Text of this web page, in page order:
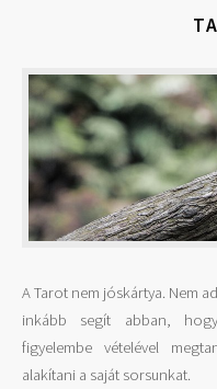
A Tarot nem jóskártya. Nem
inkább segít abban,
figyelembe vételével
alakítani a saját sorsunkat.